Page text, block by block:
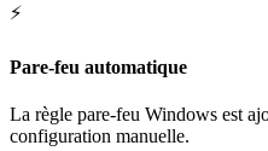
⚡
Pare-feu automatique
La règle pare-feu Windows est
configuration manuelle.